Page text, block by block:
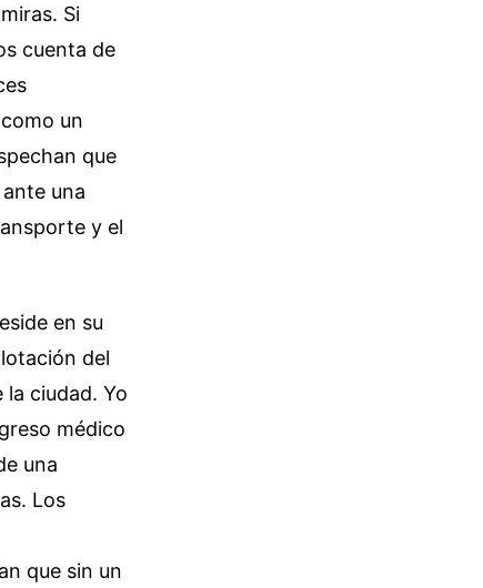
Si
cuenta de
un
que
una
y el
en su
del
ciudad. Yo
médico
una
Los
que sin un